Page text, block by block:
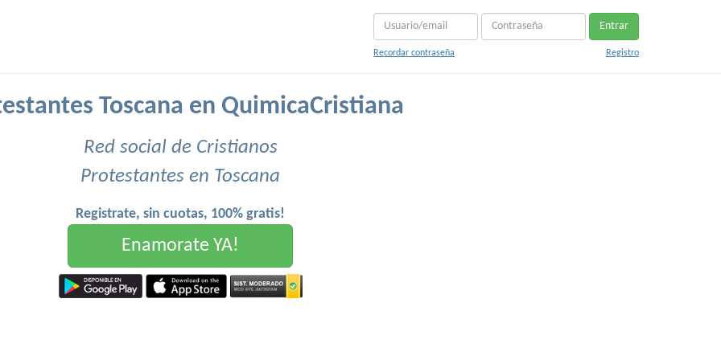
Entrar
Recordar contraseña Registro
Toscana en QuimicaCristiana
Red social de Cristianos
Protestantes en Toscana
Registrate, sin cuotas, 100% gratis!
Enamorate YA!